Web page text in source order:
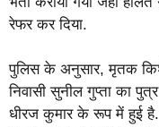
रेफर कर दिया.
पुलिस के अनुसार, मृतक
निवासी सुनील गुप्ता का
धीरज कुमार के रूप में हुई है.